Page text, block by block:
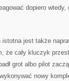
dopiero
jest także
że cały kluczyk
grot albo pilot
nowy